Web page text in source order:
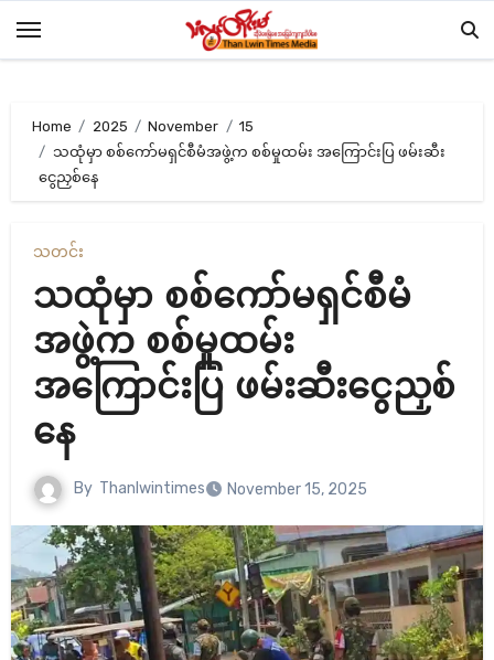
Home 2025 November
15
သထုံမှာ စစ်ကော်မရှင်စီမံအဖွဲ့က စစ်မှုထမ်း အကြောင်းပြ ဖမ်းဆီး
ငွေညှစ်နေ
သတင်း
သထုံမှာ စစ်ကော်မရှင်စီမံ
အဖွဲ့က စစ်မှုထမ်း
အကြောင်းပြ ဖမ်းဆီးငွေညှစ်
နေ
By Thanlwintimes November 15, 2025